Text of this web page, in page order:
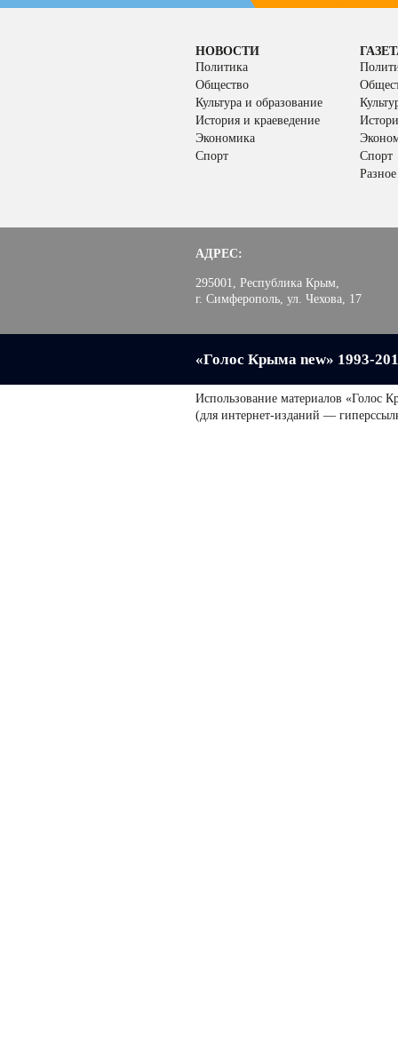
НОВОСТИ
Политика
Общество
Культура и образование
История и краеведение
Экономика
Спорт
Спорт
Разное
АДРЕС:
295001, Республика Крым,
г. Симферополь, ул. Чехова, 17
«Голос Крыма new» 1993-
Использование материалов «Голос
(для интернет-изданий —